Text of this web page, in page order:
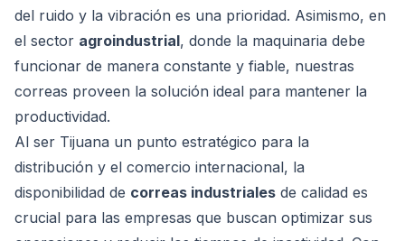
del ruido y la vibración es una prioridad. Asimismo, en
el sector agroindustrial, donde la maquinaria debe
funcionar de manera constante y fiable, nuestras
correas proveen la solución ideal para mantener la
productividad.
Al ser Tijuana un punto estratégico para la
distribución y el comercio internacional, la
disponibilidad de correas industriales de calidad es
crucial para las empresas que buscan optimizar sus